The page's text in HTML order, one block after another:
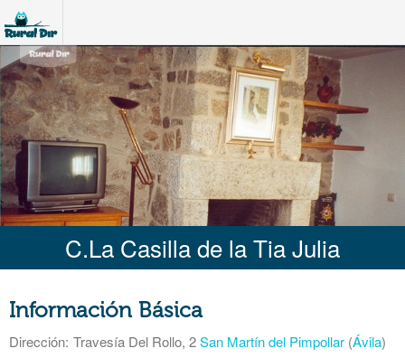
C.La Casilla de la Tia Julia
Información Básica
Dirección: Travesía Del Rollo, 2San Martín del Pimpollar (Ávila)